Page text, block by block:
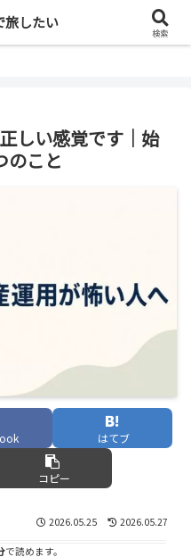
旅に出る
しい感覚です｜始
のこと
はてブ
コピー
2026.05.25 2026.05.27
で読めます。
旅したい
検索